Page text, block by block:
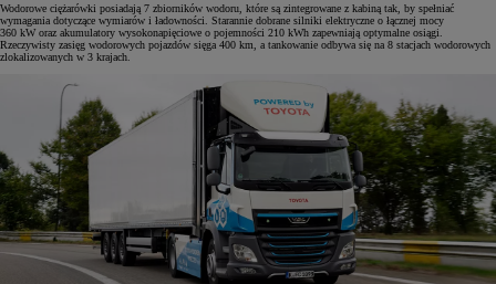
Wodorowe ciężarówki posiadają 7 zbiorników wodoru, które są zintegrowane z kabiną tak, by spełniać
wymagania dotyczące wymiarów i ładowności. Starannie dobrane silniki elektryczne o łącznej mocy
360 kW oraz akumulatory wysokonapięciowe o pojemności 210 kWh zapewniają optymalne osiągi.
Rzeczywisty zasięg wodorowych pojazdów sięga 400 km, a tankowanie odbywa się na 8 stacjach wodorowych
zlokalizowanych w 3 krajach.